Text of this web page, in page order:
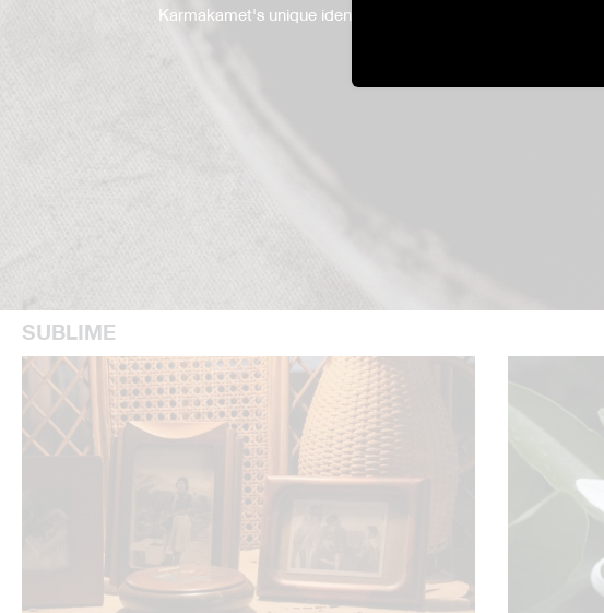
Karmakamet's unique identity. With over 40 years of
SUBLIME